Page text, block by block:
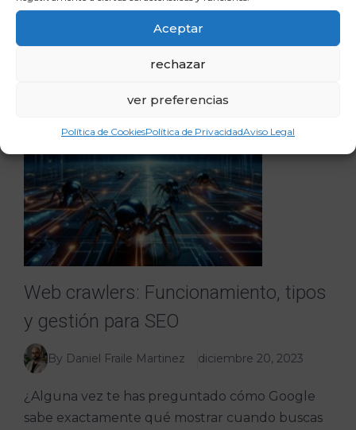
Aceptar
rechazar
ver preferencias
Política de CookiesPolítica de PrivacidadAviso Legal
algunos sitios web tienen éxito mientras otros
luchan por mantenerse a flote? La respuesta
podría estar en tres ...
Web crawlers: Funcionamiento, tipos
y gestión para SEO
By Daniel Fraile Martinez diciembre 20, 2023
¿Alguna vez te has preguntado cómo Google
sabe exactamente qué mostrar cuando buscas